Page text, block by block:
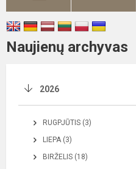
Naujienų archyvas
2026
RUGPJŪTIS (3)
LIEPA (3)
BIRŽELIS (18)